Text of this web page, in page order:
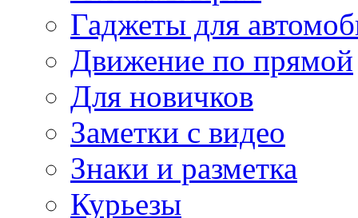
Гаджеты для
Движение по прямой
Для новичков
Заметки с видео
Знаки и разметка
Курьезы